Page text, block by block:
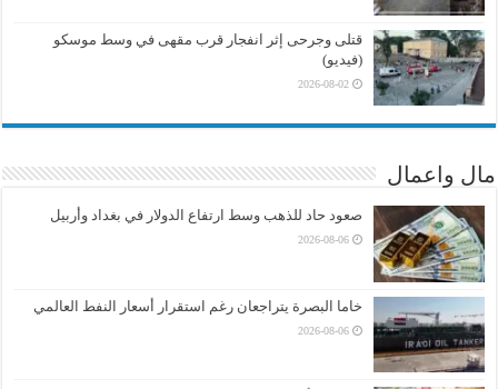
قتلى وجرحى إثر انفجار قرب مقهى في وسط موسكو
(فيديو)
2026-08-02
مال واعمال
صعود حاد للذهب وسط ارتفاع الدولار في بغداد وأربيل
2026-08-06
خاما البصرة يتراجعان رغم استقرار أسعار النفط العالمي
2026-08-06